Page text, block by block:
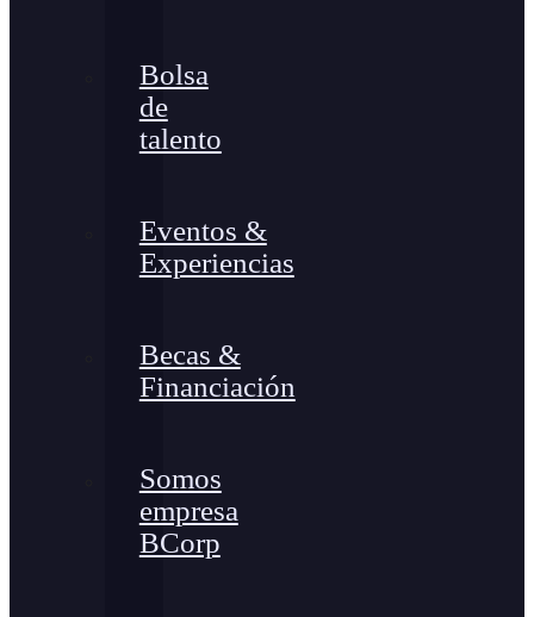
Bolsa
de
talento
Eventos &
Experiencias
Becas &
Financiación
Somos
empresa
BCorp